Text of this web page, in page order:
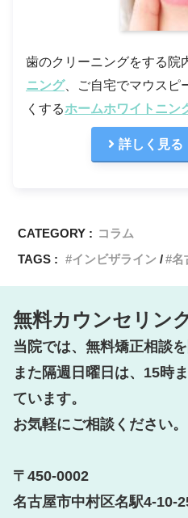
歯のクリーニングをする院
ニング、ご自宅でマウスピ
くするホームホワイトニン
詳しく見る
CATEGORY : コラム
TAGS :
インビザライン 名
無料カウンセリン
当院では、無料矯正相談
また隔週日曜日は、15時
ています。
お気軽にご相談ください。
〒450-0002
名古屋市中村区名駅4-10-